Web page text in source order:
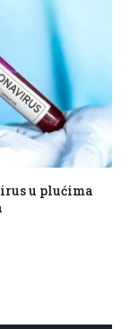
u plućima